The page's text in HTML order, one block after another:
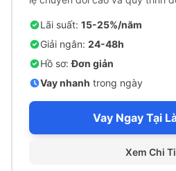
Lãi suất: 15-25%/năm
Giải ngân: 24-48h
Hồ sơ:Đơn giản
Vay nhanh trong ngày
Vay Ngay Tại
Xem Chi